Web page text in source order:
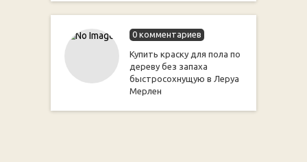
0 комментариев
Купить краску для пола по
дереву без запаха
быстросохнущую в Леруа
Мерлен